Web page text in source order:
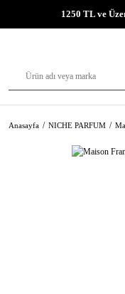
1250 TL ve
Anasayfa NICHE PARFUM